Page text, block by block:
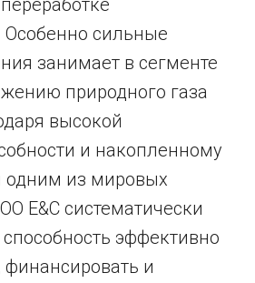
Особенно сильные
занимает в сегменте
природного газа
высокой
и накопленному
одним из мировых
E&C систематически
эффективно
финансировать и